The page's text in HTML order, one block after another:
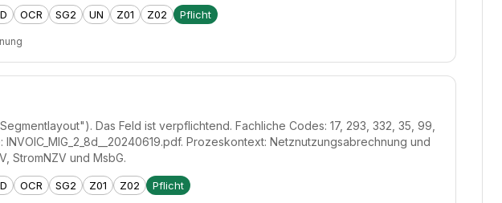
OCR SG2 UN Z01 Z02 Pflicht
Das Feld ist verpflichtend. Fachliche Codes: 17, 293, 332, 35, 99,
INVOIC_MIG_2_8d__20240619.pdf. Prozeskontext: Netznutzungsabrechnung und
StromNZV und MsbG.
OCR SG2 Z01 Z02 Pflicht